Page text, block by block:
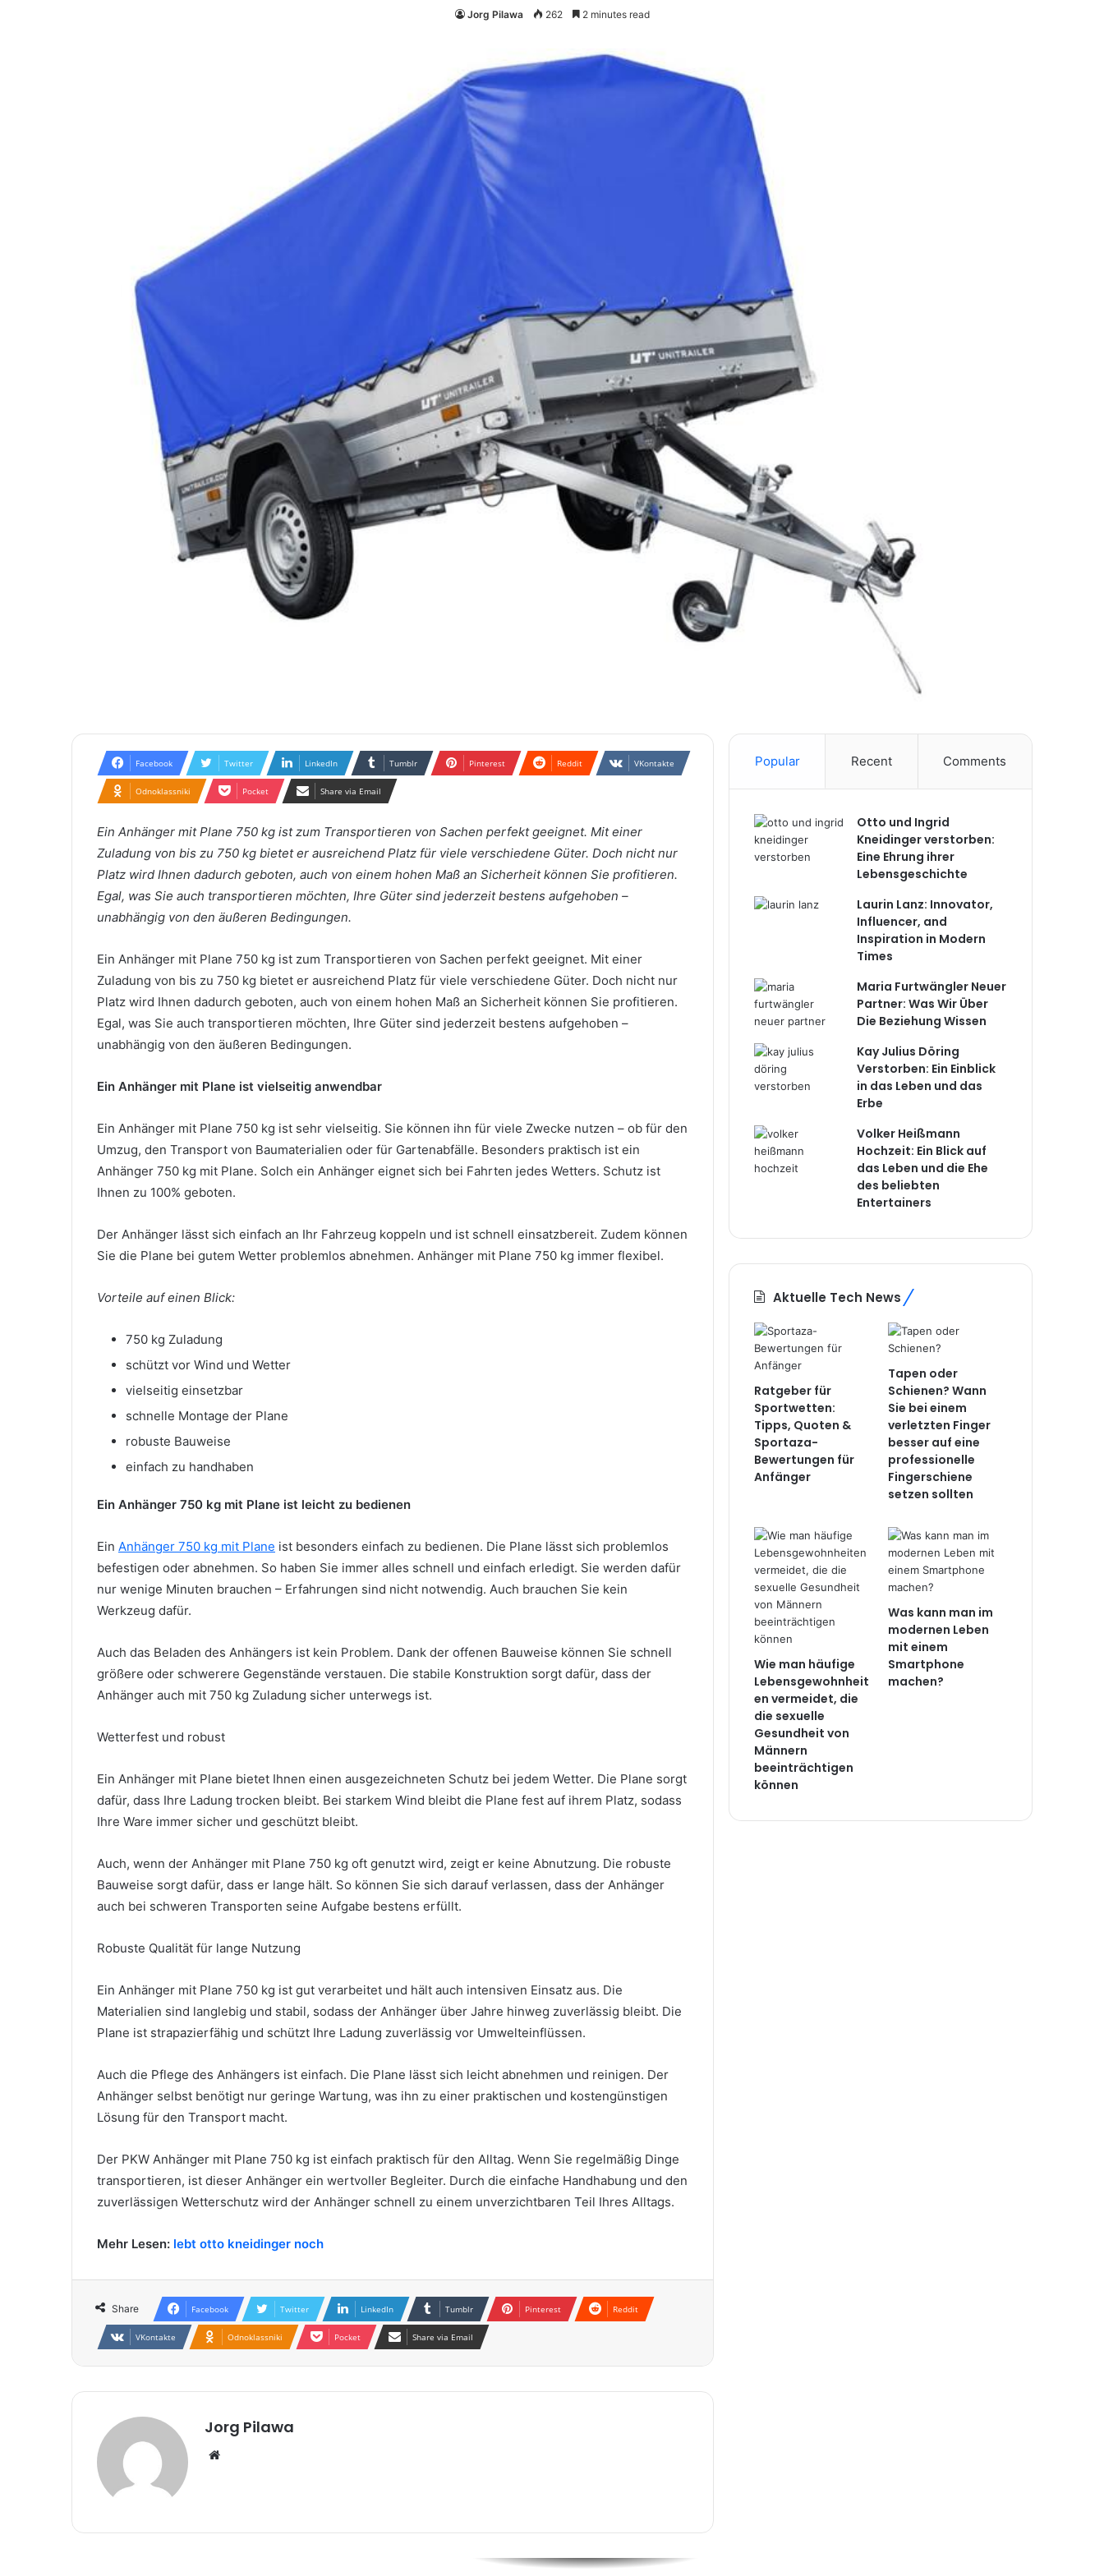
Jorg Pilawa 262 2 minutes read
Facebook Twitter LinkedIn Tumblr Pinterest Reddit VKontakte
Odnoklassniki Pocket Share via Email
Ein Anhänger mit Plane 750 kg ist zum Transportieren von Sachen perfekt geeignet. Mit einer
Zuladung von bis zu 750 kg bietet er ausreichend Platz für viele verschiedene Güter. Doch nicht nur
Platz wird Ihnen dadurch geboten, auch von einem hohen Maß an Sicherheit können Sie profitieren.
Egal, was Sie auch transportieren möchten, Ihre Güter sind jederzeit bestens aufgehoben –
unabhängig von den äußeren Bedingungen.
Ein Anhänger mit Plane 750 kg ist zum Transportieren von Sachen perfekt geeignet. Mit einer
Zuladung von bis zu 750 kg bietet er ausreichend Platz für viele verschiedene Güter. Doch nicht nur
Platz wird Ihnen dadurch geboten, auch von einem hohen Maß an Sicherheit können Sie profitieren.
Egal, was Sie auch transportieren möchten, Ihre Güter sind jederzeit bestens aufgehoben –
unabhängig von den äußeren Bedingungen.
Ein Anhänger mit Plane ist vielseitig anwendbar
Ein Anhänger mit Plane 750 kg ist sehr vielseitig. Sie können ihn für viele Zwecke nutzen – ob für den
Umzug, den Transport von Baumaterialien oder für Gartenabfälle. Besonders praktisch ist ein
Anhänger 750 kg mit Plane. Solch ein Anhänger eignet sich bei Fahrten jedes Wetters. Schutz ist
Ihnen zu 100% geboten.
Der Anhänger lässt sich einfach an Ihr Fahrzeug koppeln und ist schnell einsatzbereit. Zudem können
Sie die Plane bei gutem Wetter problemlos abnehmen. Anhänger mit Plane 750 kg immer flexibel.
Vorteile auf einen Blick:
750 kg Zuladung
schützt vor Wind und Wetter
vielseitig einsetzbar
schnelle Montage der Plane
robuste Bauweise
einfach zu handhaben
Ein Anhänger 750 kg mit Plane ist leicht zu bedienen
Ein Anhänger 750 kg mit Plane ist besonders einfach zu bedienen. Die Plane lässt sich problemlos
befestigen oder abnehmen. So haben Sie immer alles schnell und einfach erledigt. Sie werden dafür
nur wenige Minuten brauchen – Erfahrungen sind nicht notwendig. Auch brauchen Sie kein
Werkzeug dafür.
Auch das Beladen des Anhängers ist kein Problem. Dank der offenen Bauweise können Sie schnell
größere oder schwerere Gegenstände verstauen. Die stabile Konstruktion sorgt dafür, dass der
Anhänger auch mit 750 kg Zuladung sicher unterwegs ist.
Wetterfest und robust
Ein Anhänger mit Plane bietet Ihnen einen ausgezeichneten Schutz bei jedem Wetter. Die Plane sorgt
dafür, dass Ihre Ladung trocken bleibt. Bei starkem Wind bleibt die Plane fest auf ihrem Platz, sodass
Ihre Ware immer sicher und geschützt bleibt.
Auch, wenn der Anhänger mit Plane 750 kg oft genutzt wird, zeigt er keine Abnutzung. Die robuste
Bauweise sorgt dafür, dass er lange hält. So können Sie sich darauf verlassen, dass der Anhänger
auch bei schweren Transporten seine Aufgabe bestens erfüllt.
Robuste Qualität für lange Nutzung
Ein Anhänger mit Plane 750 kg ist gut verarbeitet und hält auch intensiven Einsatz aus. Die
Materialien sind langlebig und stabil, sodass der Anhänger über Jahre hinweg zuverlässig bleibt. Die
Plane ist strapazierfähig und schützt Ihre Ladung zuverlässig vor Umwelteinflüssen.
Auch die Pflege des Anhängers ist einfach. Die Plane lässt sich leicht abnehmen und reinigen. Der
Anhänger selbst benötigt nur geringe Wartung, was ihn zu einer praktischen und kostengünstigen
Lösung für den Transport macht.
Der PKW Anhänger mit Plane 750 kg ist einfach praktisch für den Alltag. Wenn Sie regelmäßig Dinge
transportieren, ist dieser Anhänger ein wertvoller Begleiter. Durch die einfache Handhabung und den
zuverlässigen Wetterschutz wird der Anhänger schnell zu einem unverzichtbaren Teil Ihres Alltags.
Mehr Lesen: lebt otto kneidinger noch
Share Facebook Twitter LinkedIn Tumblr Pinterest Reddit
VKontakte Odnoklassniki Pocket Share via Email
Jorg Pilawa
Website
Popular Recent Comments
Otto und Ingrid
Kneidinger verstorben:
Eine Ehrung ihrer
Lebensgeschichte
Laurin Lanz: Innovator,
Influencer, and
Inspiration in Modern
Times
Maria Furtwängler Neuer
Partner: Was Wir Über
Die Beziehung Wissen
Kay Julius Döring
Verstorben: Ein Einblick
in das Leben und das
Erbe
Volker Heißmann
Hochzeit: Ein Blick auf
das Leben und die Ehe
des beliebten
Entertainers
Aktuelle Tech News
Ratgeber für
Sportwetten:
Tipps, Quoten &
Sportaza-
Bewertungen für
Anfänger
Tapen oder
Schienen? Wann
Sie bei einem
verletzten Finger
besser auf eine
professionelle
Fingerschiene
setzen sollten
Wie man häufige
Lebensgewohnheit
en vermeidet, die
die sexuelle
Gesundheit von
Männern
beeinträchtigen
können
Was kann man im
modernen Leben
mit einem
Smartphone
machen?